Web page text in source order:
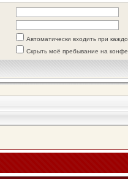
Автоматически входить при
Скрыть моё пребывание на